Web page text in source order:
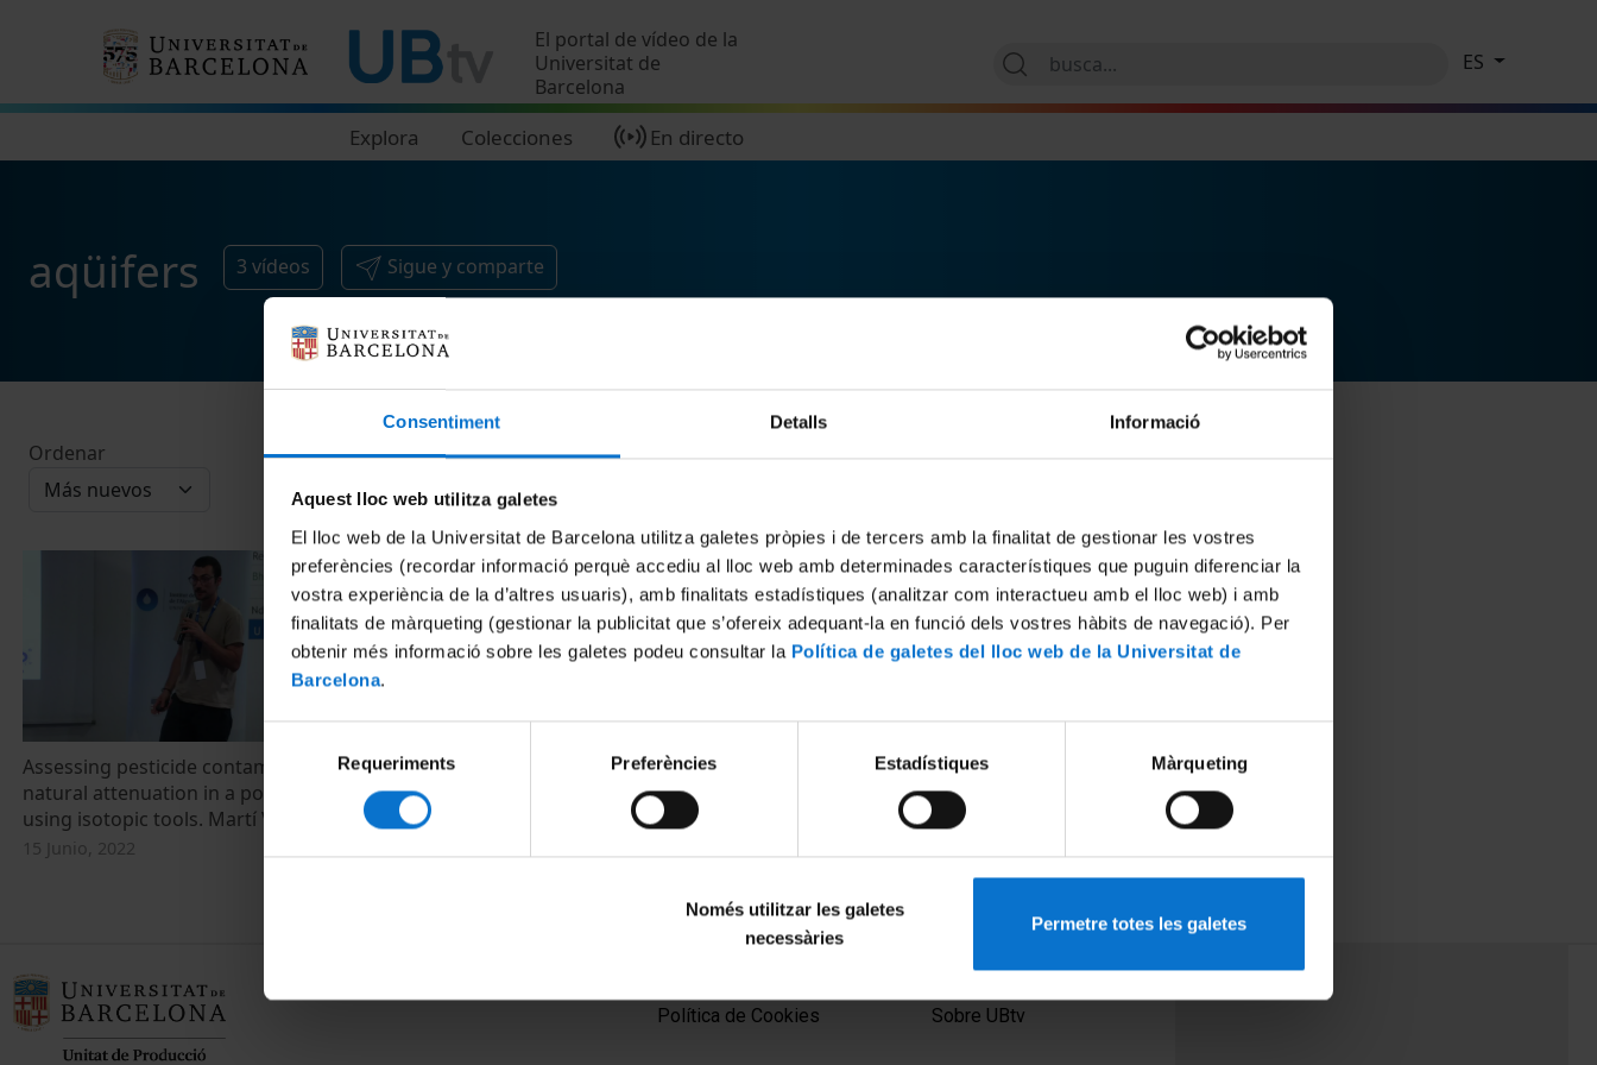
Consentiment Detalls Informació
Aquest lloc web utilitza galetes
El lloc web de la Universitat de Barcelona utilitza galetes pròpies i de tercers amb la finalitat de gestionar les vostres
preferències (recordar informació perquè accediu al lloc web amb determinades característiques que puguin diferenciar la
vostra experiència de la d’altres usuaris), amb finalitats estadístiques (analitzar com interactueu amb el lloc web) i amb
finalitats de màrqueting (gestionar la publicitat que s’ofereix adequant-la en funció dels vostres hàbits de navegació). Per
obtenir més informació sobre les galetes podeu consultar la Política de galetes del lloc web de la Universitat de
Barcelona.
de
consentiment
Requeriments Preferències Estadístiques Màrqueting
Només utilitzar les galetes
necessàries
Permetre totes les galetes
El portal de vídeo de la
Universitat de
Barcelona
Explora Colecciones En directo
ES
aqüifers 3 vídeos Sigue y comparte
Ordenar
Assessing pesticide contamination and
natural attenuation in a polluted aquifer
using isotopic tools. Martí Vinyes Nadal
15 Junio, 2022
La relació riu-platja: la sobreexplotació
d'un aqüífer ens pot deixar sense
platges? Enric Sagristà Soler
Captación y aprovechamiento de agua en
acuíferos contaminados
26 Junio, 2014
Política de Cookies
PEU 2
Sobre UBtv
PEU 3